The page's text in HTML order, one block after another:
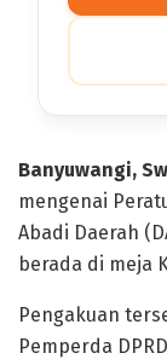
Banyuwangi,
mengenai
Abadi Daerah
berada di meja
Pengakuan
Pemperda